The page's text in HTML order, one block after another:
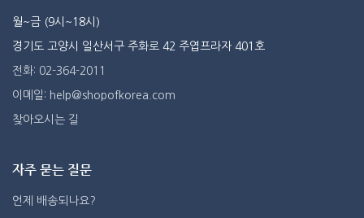
월~금 (9시~18시)
경기도 고양시 일산서구 주화로 42 주엽프라자 401호
전화: 02-364-2011
이메일: help@shopofkorea.com
찾아오시는 길
자주 묻는 질문
언제 배송되나요?